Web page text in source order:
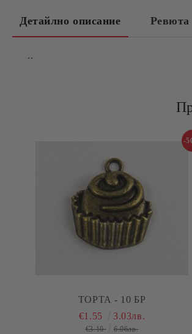
Детайлно описание Ревюта
..
ТОРТА - 10 БР
-
€1.55 3.03лв.
€3.10 6.06лв.